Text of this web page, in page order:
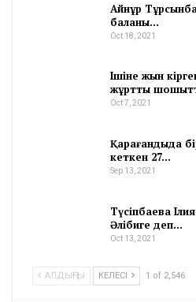
Айнұр
баланы…
Oct 18, 2021
Ішіне жын
жұртты
Oct 7, 2021
Қарағандыда
кеткен 27…
Sep 13, 2021
Түсіпбаева
Әлібиге деп…
Oct 13, 2021
АЛДЫҢҒЫ КЕЛЕСІ 1 of 2,546